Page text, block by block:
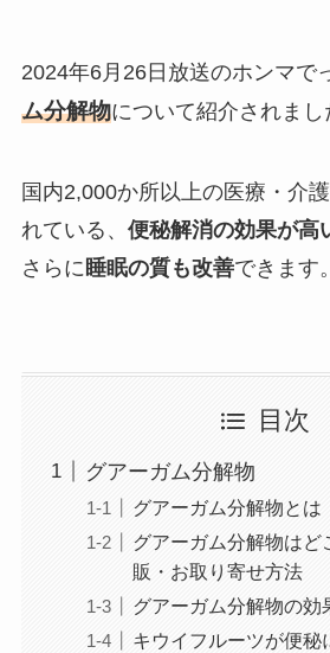
2024年6月26日放送のホンマで
ム分解物について紹介されまし
国内2,000か所以上の医療・介
れている、 便秘解消の効果が高
さらに睡眠の質も改善できます。
目次
グアーガム分解物
グアーガム分解物とは
グアーガム分解物はど
販・お取り寄せ方法
グアーガム分解物の効
キウイフルーツが便秘